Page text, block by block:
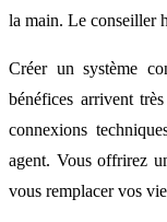
la main. Le conseiller
Créer un système
bénéfices arrivent
connexions
agent. Vous offrirez
vous remplacer vos